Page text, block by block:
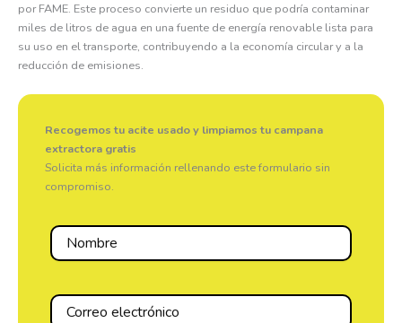
por FAME. Este proceso convierte un residuo que podría contaminar
miles de litros de agua en una fuente de energía renovable lista para
su uso en el transporte, contribuyendo a la economía circular y a la
reducción de emisiones.
Recogemos tu acite usado y limpiamos tu campana
extractora gratis
Solicita más información rellenando este formulario sin
compromiso.